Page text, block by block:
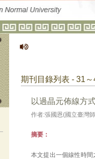
期刊目錄列表 - 31
以過晶元佈線方
作者:張國恩(國立臺灣
摘要：
本文提出一個線性時